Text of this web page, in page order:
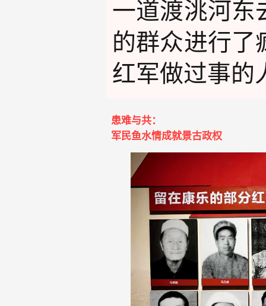
一道渡洮河东
的群众进行
红军做过事的
患难与共：
军民鱼水情成就景古政权